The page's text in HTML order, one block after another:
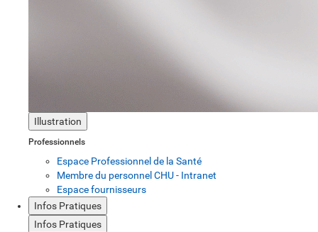
Illustration
Professionnels
Espace Professionnel de la Santé
Membre du personnel CHU - Intranet
Espace fournisseurs
Infos Pratiques
Infos Pratiques